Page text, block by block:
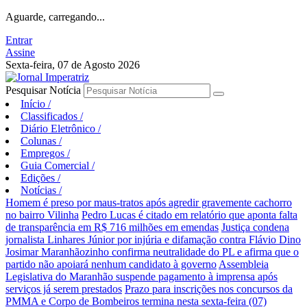
Aguarde, carregando...
Entrar
Assine
Sexta-feira, 07 de Agosto 2026
Pesquisar Notícia
Início /
Classificados /
Diário Eletrônico /
Colunas /
Empregos /
Guia Comercial /
Edições /
Notícias /
Homem é preso por maus-tratos após agredir gravemente cachorro
no bairro Vilinha Pedro Lucas é citado em relatório que aponta falta
de transparência em R$ 716 milhões em emendas Justiça condena
jornalista Linhares Júnior por injúria e difamação contra Flávio Dino
Josimar Maranhãozinho confirma neutralidade do PL e afirma que o
partido não apoiará nenhum candidato à governo Assembleia
Legislativa do Maranhão suspende pagamento à imprensa após
serviços já serem prestados Prazo para inscrições nos concursos da
PMMA e Corpo de Bombeiros termina nesta sexta-feira (07)